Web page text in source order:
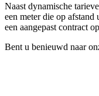
Naast dynamische
een meter die op
een aangepast contract
Bent u benieuwd naar